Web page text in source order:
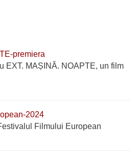
EXT. MAȘINĂ. NOAPTE, un film
Filmului European